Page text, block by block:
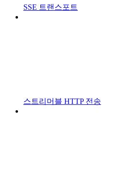
SSE 트랜스포트
스트리머블 HTTP 전송